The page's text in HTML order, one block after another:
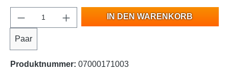
Paar
IN DEN WARENKORB
Produktnummer: 07000171003